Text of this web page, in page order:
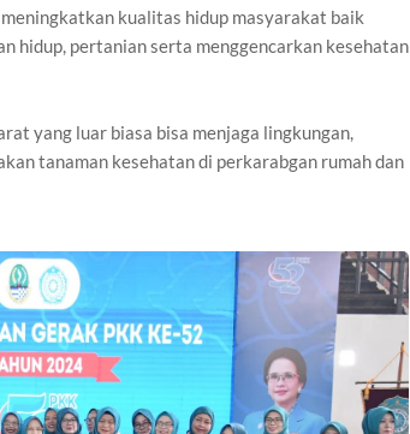
kualitas hidup masyarakat baik
hidup, pertanian serta menggencarkan kesehatan
yang luar biasa bisa menjaga lingkungan,
tanaman kesehatan di perkarabgan rumah dan